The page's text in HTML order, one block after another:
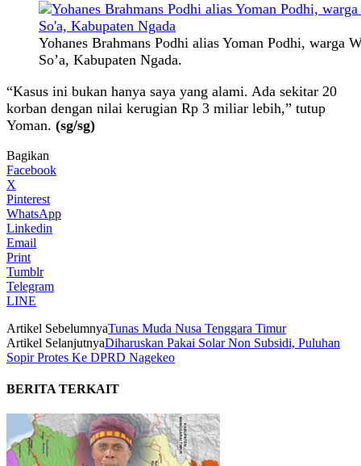
Yohanes Brahmans Podhi alias Yoman Podhi, warga
So’a, Kabupaten Ngada.
“Kasus ini bukan hanya saya yang alami. Ada sekitar 20
korban dengan nilai kerugian Rp 3 miliar lebih,” tutup
Yoman. (sg/sg)
Bagikan
Facebook
X
Pinterest
WhatsApp
Linkedin
Email
Print
Tumblr
Telegram
LINE
Artikel SebelumnyaTunas Muda Nusa Tenggara Timur
Artikel SelanjutnyaDiharuskan Pakai Solar Non Subsidi, Puluhan
Sopir Protes Ke DPRD Nagekeo
BERITA TERKAIT